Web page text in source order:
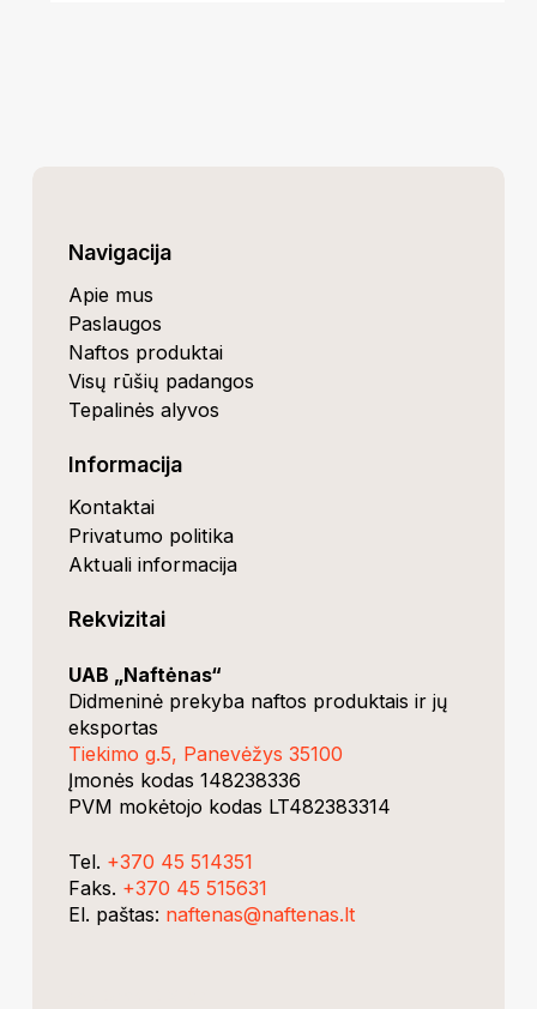
Suma:
Navigacija
Apie mus
Paslaugos
Naftos produktai
Visų rūšių padangos
Tepalinės alyvos
Informacija
Kontaktai
Privatumo politika
Aktuali informacija
Rekvizitai
UAB „Naftėnas“
Didmeninė prekyba naftos produktais ir jų
eksportas
Tiekimo g.5, Panevėžys 35100
Įmonės kodas 148238336
PVM mokėtojo kodas LT482383314
Tel. +370 45 514351
Faks. +370 45 515631
El. paštas: naftenas@naftenas.lt